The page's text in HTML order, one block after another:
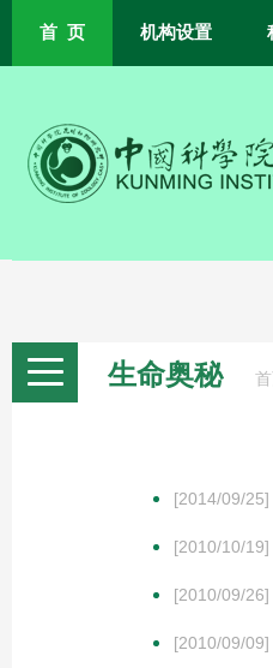
首 页 机构设置
生命奥秘 首
[2014/09/25]
[2010/10/19]
[2010/09/26]
[2010/09/09]